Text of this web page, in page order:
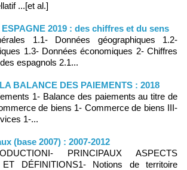
...[et al.]
2019 : des chiffres et du sens
1.1- Données géographiques 1.2-
1.3- Données économiques 2- Chiffres
espagnols 2.1...
BALANCE DES PAIEMENTS : 2018
1- Balance des paiements au titre de
de biens 1- Commerce de biens III-
1-...
(base 2007) : 2007-2012
PRINCIPAUX ASPECTS
ET DÉFINITIONS1- Notions de territoire